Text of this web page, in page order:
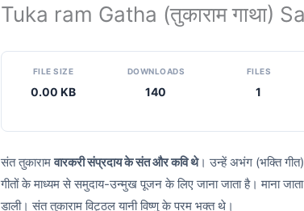
Tuka ram Gatha (तुकाराम गाथा)
FILE SIZE
0.00 KB
DOWNLOADS
140
FILES
1
संत तुकारामवारकरी संप्रदाय के संत और कवि थे। उन्हें अभंग (भक्ति
गीतों के माध्यम से समुदाय-उन्मुख पूजन के लिए जाना जाता है। माना
डाली। संत तुकारामविट्ठलयानी विष्णु के परम भक्त थे।